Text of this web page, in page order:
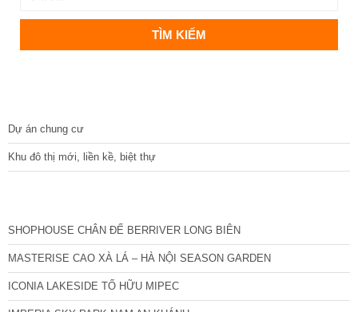
Dự án chung cư
Khu đô thị mới, liền kề, biệt thự
SHOPHOUSE CHÂN ĐẾ BERRIVER LONG BIÊN
MASTERISE CAO XÀ LÁ – HÀ NỘI SEASON GARDEN
ICONIA LAKESIDE TỐ HỮU MIPEC